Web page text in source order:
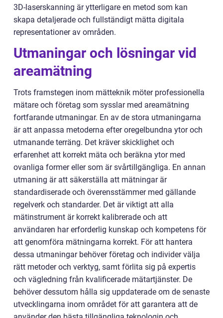
3D-laserskanning är ytterligare en metod som kan
skapa detaljerade och fullständigt mätta digitala
representationer av områden.
Utmaningar och lösningar vid
areamätning
Trots framstegen inom mätteknik möter professionella
mätare och företag som sysslar med areamätning
fortfarande utmaningar. En av de stora utmaningarna
är att anpassa metoderna efter oregelbundna ytor och
utmanande terräng. Det kräver skicklighet och
erfarenhet att korrekt mäta och beräkna ytor med
ovanliga former eller som är svårtillgängliga. En annan
utmaning är att säkerställa att mätningar är
standardiserade och överensstämmer med gällande
regelverk och standarder. Det är viktigt att alla
mätinstrument är korrekt kalibrerade och att
användaren har erforderlig kunskap och kompetens för
att genomföra mätningarna korrekt. För att hantera
dessa utmaningar behöver företag och individer välja
rätt metoder och verktyg, samt förlita sig på expertis
och vägledning från kvalificerade mätartjänster. De
behöver dessutom hålla sig uppdaterade om de senaste
utvecklingarna inom området för att garantera att de